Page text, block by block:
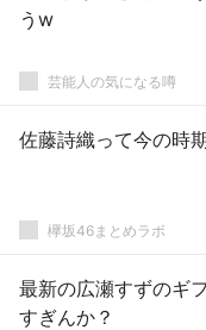
うw
芸能人の気になる噂
佐藤詩織って今の時
欅坂46まとめラボ
最新の広瀬すずのギ
すぎんか？